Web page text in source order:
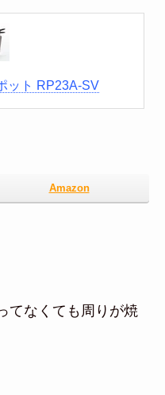
ット RP23A-SV
Amazon
てなくても周りが焼